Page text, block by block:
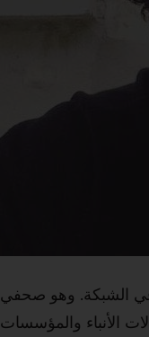
الشبكة. وهو صحفي
الأنباء والمؤسسات